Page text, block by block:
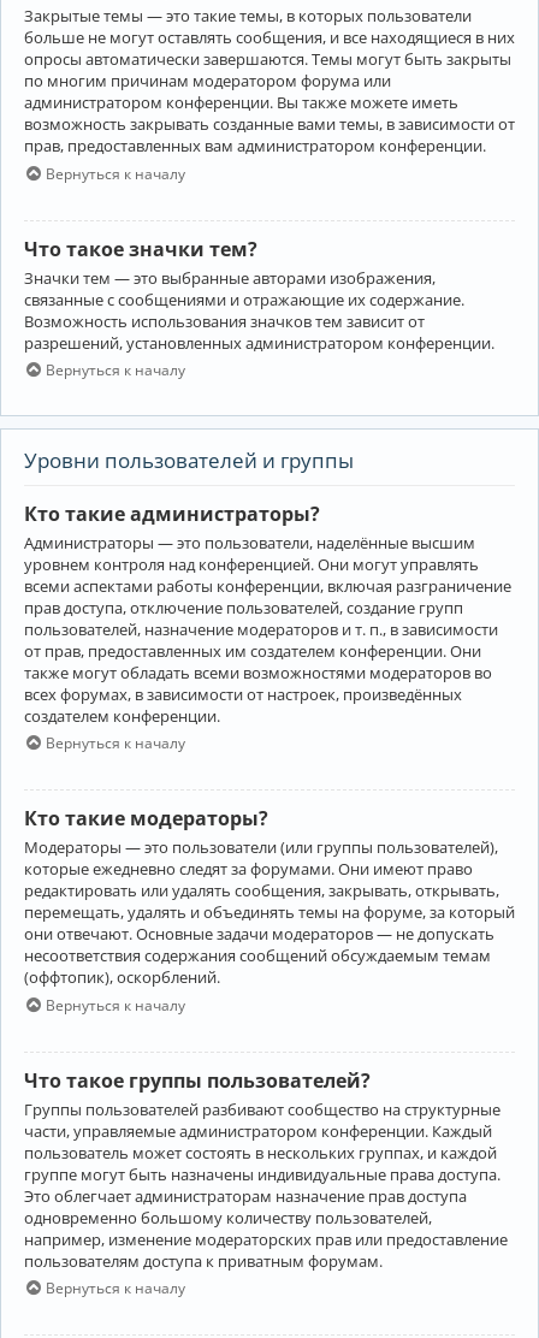
Закрытые темы — это такие темы, в которых пользователи
больше не могут оставлять сообщения, и все находящиеся в них
опросы автоматически завершаются. Темы могут быть закрыты
по многим причинам модератором форума или
администратором конференции. Вы также можете иметь
возможность закрывать созданные вами темы, в зависимости от
прав, предоставленных вам администратором конференции.
Вернуться к началу
Что такое значки тем?
Значки тем — это выбранные авторами изображения,
связанные с сообщениями и отражающие их содержание.
Возможность использования значков тем зависит от
разрешений, установленных администратором конференции.
Вернуться к началу
Уровни пользователей и группы
Кто такие администраторы?
Администраторы — это пользователи, наделённые высшим
уровнем контроля над конференцией. Они могут управлять
всеми аспектами работы конференции, включая разграничение
прав доступа, отключение пользователей, создание групп
пользователей, назначение модераторов и т. п., в зависимости
от прав, предоставленных им создателем конференции. Они
также могут обладать всеми возможностями модераторов во
всех форумах, в зависимости от настроек, произведённых
создателем конференции.
Вернуться к началу
Кто такие модераторы?
Модераторы — это пользователи (или группы пользователей),
которые ежедневно следят за форумами. Они имеют право
редактировать или удалять сообщения, закрывать, открывать,
перемещать, удалять и объединять темы на форуме, за который
они отвечают. Основные задачи модераторов — не допускать
несоответствия содержания сообщений обсуждаемым темам
(оффтопик), оскорблений.
Вернуться к началу
Что такое группы пользователей?
Группы пользователей разбивают сообщество на структурные
части, управляемые администратором конференции. Каждый
пользователь может состоять в нескольких группах, и каждой
группе могут быть назначены индивидуальные права доступа.
Это облегчает администраторам назначение прав доступа
одновременно большому количеству пользователей,
например, изменение модераторских прав или предоставление
пользователям доступа к приватным форумам.
Вернуться к началу